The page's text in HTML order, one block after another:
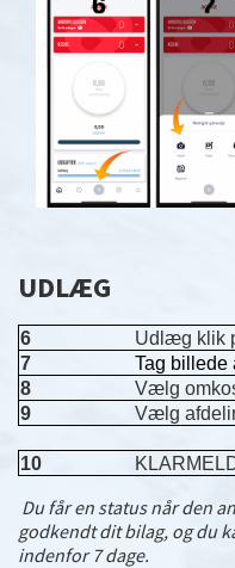
UDLÆG
6
Udlæg klik
7
Tag billede
8
Vælg
9
Vælg
10
Du får en status når den
godkendt dit bilag, og du
indenfor 7 dage.